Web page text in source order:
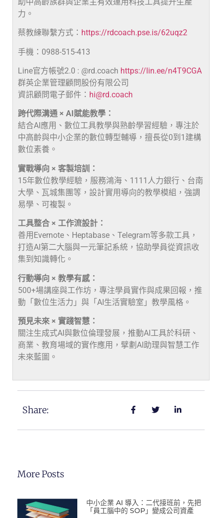
力。
蔡教練聯繫方式： https://rdcoach.pse.is/62uqz2
手機：0988-515-413
Line官方帳號2.0 : @rd.coach https://lin.ee/n4T9CGA
群英企業管理顧問股份有限公司
資訊顧問電子郵件： hi@rd.coach
跨代際溝通 × AI賦能教學：
結合AI應用、數位工具教學與熟齡學習經驗，專注於
中高齡與中小企業的數位轉型輔導，擅長從0到1建構
數位素養。
實戰導向 × 客製培訓：
15年數位教學經驗，服務鴻海、1111人力銀行、台南
大學、瓦城集團等，設計實用導向的教學模組，強調
易學、可複製。
工具整合 × 工作流設計：
善用Evernote、Heptabase、Telegram等多款工具，
打造AI第二大腦與一元筆記系統，協助學員從資訊收
集到知識轉化。
行動導向 × 教學有感：
500+場講座與工作坊，專注學員實作與成果回報，推
動「數位生活力」與「AI生活實驗室」教學風格。
預見未來 × 實踐智慧：
關注生成式AI與數位倫理發展，推動AI工具於科研、
商業、教育場域的實作應用，擘劃AI助理與智慧工作
未來藍圖。
Share:
More Posts
中小企業 AI 導入：二代接班前，先把
「員工腦中的 SOP」變成公司資產